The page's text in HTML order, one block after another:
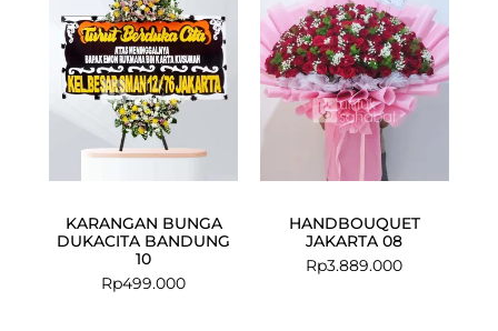
KARANGAN BUNGA
DUKACITA BANDUNG
10
Rp499.000
HANDBOUQUET
JAKARTA 08
Rp3.889.000